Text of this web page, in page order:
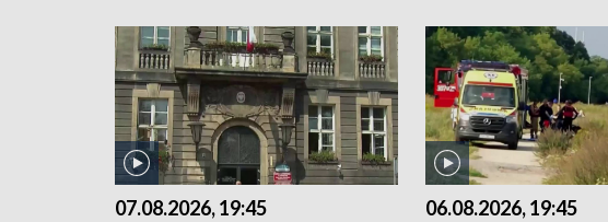
07.08.2026, 19:45 06.08.2026, 19:45